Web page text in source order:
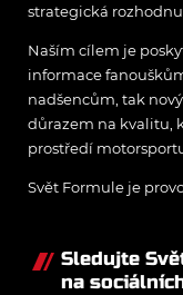
strategická
Naším cílem je
informace
nadšencům, tak
důrazem na kvalitu,
prostředí
Svět Formule je
Sledujte
na